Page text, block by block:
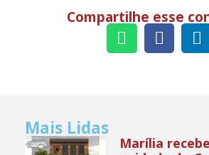
Compartilhe esse
Mais Lidas
Marília